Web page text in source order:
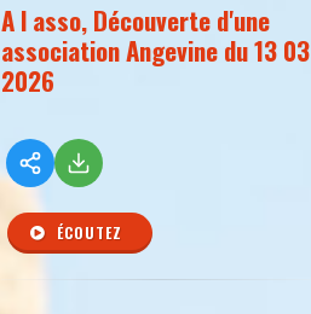
A l asso, Découverte d'une
association Angevine du 13 03
2026
ÉCOUTEZ